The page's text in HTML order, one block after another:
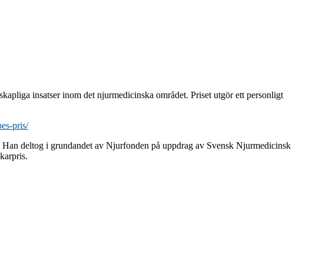
insatser inom det njurmedicinska området. Priset utgör ett personligt
pris/
deltog i grundandet av Njurfonden på uppdrag av Svensk Njurmedicinsk